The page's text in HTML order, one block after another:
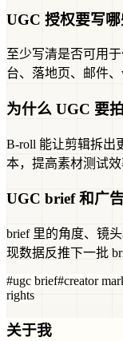
UGC 授权要写哪
至少写清是否可用
台、落地页、邮件、
为什么 UGC 要
B-roll 能让剪辑拆出
本，提高素材测试效
UGC brief 和广
brief 里的角度、镜
现数据反推下一批
#ugc brief#creator
rights
关于我